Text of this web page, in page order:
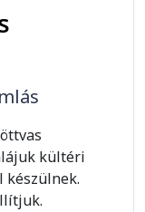
kültéri
készülnek.